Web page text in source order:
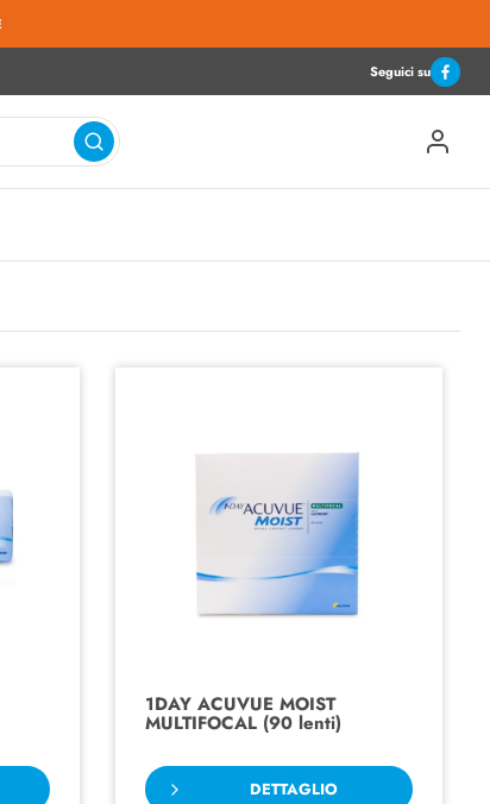
Seguici su
1DAY ACUVUE MOIST
MULTIFOCAL (90 lenti)
DETTAGLIO